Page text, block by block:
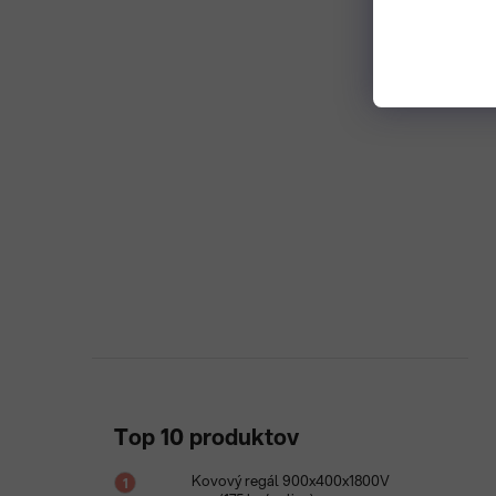
Top 10 produktov
Kovový regál 900x400x1800V